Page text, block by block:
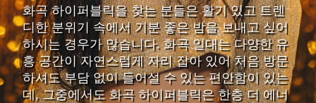
화곡 하이퍼블릭을 찾는 분들은 활기 있고 트렌
디한 분위기 속에서 기분 좋은 밤을 보내고 싶어
하시는 경우가 많습니다. 화곡 일대는 다양한 유
흥 공간이 자연스럽게 자리 잡아 있어 처음 방문
하셔도 부담 없이 들어설 수 있는 편안함이 있는
데, 그중에서도 화곡 하이퍼블릭은 한층 더 에너